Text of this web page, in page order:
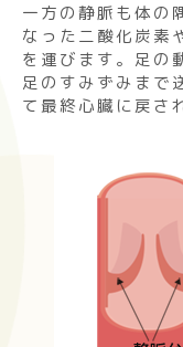
一方の静脈も体の
なった二酸化炭素
を運びます。足の
足のすみずみまで
て最終心臓に戻さ